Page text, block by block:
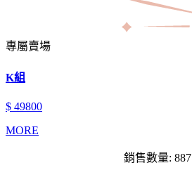
專屬賣場
K組
$ 49800
MORE
銷售數量: 887